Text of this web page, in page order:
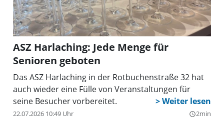
ASZ Harlaching: Jede Menge für
Senioren geboten
Das ASZ Harlaching in der Rotbuchenstraße 32 hat
auch wieder eine Fülle von Veranstaltungen für
seine Besucher vorbereitet.
22.07.2026 10:49 Uhr query_builder2min